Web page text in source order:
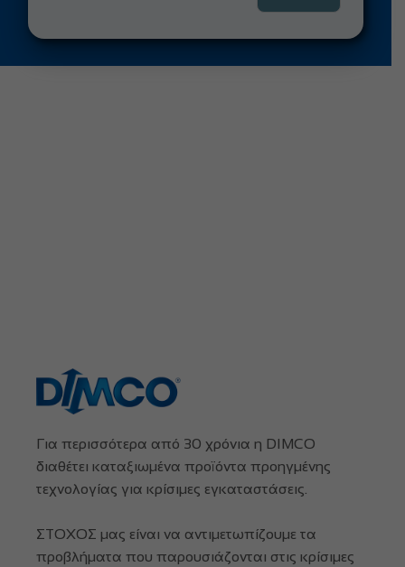
Για περισσότερα από 30 χρόνια η DIMCO
διαθέτει καταξιωμένα προϊόντα προηγμένης
τεχνολογίας για κρίσιμες εγκαταστάσεις.
ΣΤΟΧΟΣ μας είναι να αντιμετωπίζουμε τα
προβλήματα που παρουσιάζονται στις κρίσιμες